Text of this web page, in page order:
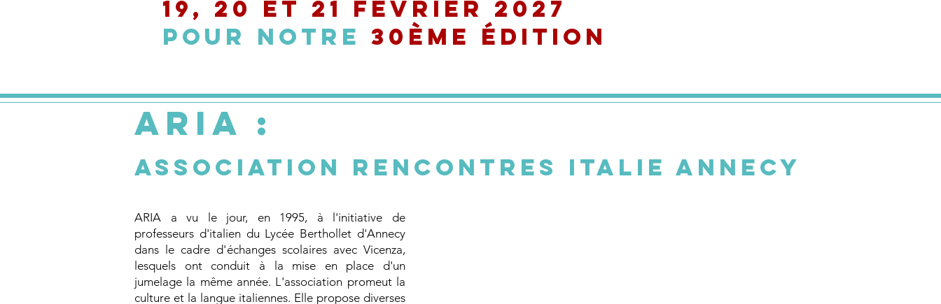
19, 20 et 21 février 2027
pour notre 30ème édition
ARIA :
Association Rencontres Italie Annecy
ARIA a vu le jour, en 1995, à l'initiative de
professeurs d'italien du Lycée Berthollet d'Annecy
dans le cadre d'échanges scolaires avec Vicenza,
lesquels ont conduit à la mise en place d'un
jumelage la même année. L'association promeut la
culture et la langue italiennes. Elle propose diverses